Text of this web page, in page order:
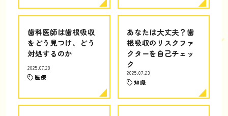
歯科医師は歯根吸収
をどう見つけ、どう
対処するのか
2025.07.28
医療
あなたは大丈夫？歯
根吸収のリスクファ
クターを自己チェッ
ク
2025.07.23
知識